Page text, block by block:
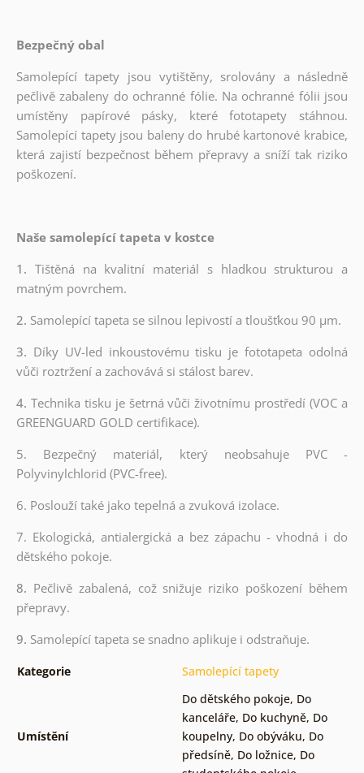
Bezpečný obal
Samolepící tapety jsou vytištěny, srolovány a následně
pečlivě zabaleny do ochranné fólie. Na ochranné fólii jsou
umístěny papírové pásky, které fototapety stáhnou.
Samolepící tapety jsou baleny do hrubé kartonové krabice,
která zajistí bezpečnost během přepravy a sníží tak riziko
poškození.
Naše samolepící tapeta v kostce
1. Tištěná na kvalitní materiál s hladkou strukturou a
matným povrchem.
2. Samolepící tapeta se silnou lepivostí a tloušťkou 90 µm.
3. Díky UV-led inkoustovému tisku je fototapeta odolná
vůči roztržení a zachovává si stálost barev.
4. Technika tisku je šetrná vůči životnímu prostředí (VOC a
GREENGUARD GOLD certifikace).
5. Bezpečný materiál, který neobsahuje PVC -
Polyvinylchlorid (PVC-free).
6. Poslouží také jako tepelná a zvuková izolace.
7. Ekologická, antialergická a bez zápachu - vhodná i do
dětského pokoje.
8. Pečlivě zabalená, což snižuje riziko poškození během
přepravy.
9. Samolepící tapeta se snadno aplikuje i odstraňuje.
Kategorie Samolepící tapety
Umístění
Do dětského pokoje, Do
kanceláře, Do kuchyně, Do
koupelny, Do obýváku, Do
předsíně, Do ložnice, Do